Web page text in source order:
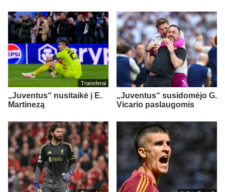
Transferai
„Juventus“ nusitaikė į E.
Martinezą
„Juventus“ susidomėjo G.
Vicario paslaugomis